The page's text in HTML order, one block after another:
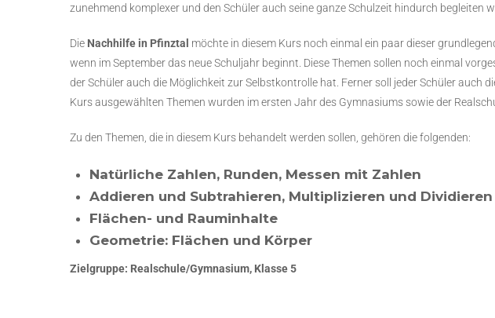
zunehmend komplexer und den Schüler auch seine ganze Schulzeit hindurch begleiten
Die Nachhilfe in Pfinztal möchte in diesem Kurs noch einmal ein paar dieser
wenn im September das neue Schuljahr beginnt. Diese Themen sollen noch einmal
der Schüler auch die Möglichkeit zur Selbstkontrolle hat. Ferner soll jeder Schüler auch
Kurs ausgewählten Themen wurden im ersten Jahr des Gymnasiums sowie der
Zu den Themen, die in diesem Kurs behandelt werden sollen, gehören die folgenden:
Natürliche Zahlen, Runden, Messen mit Zahlen
Addieren und Subtrahieren, Multiplizieren und Dividieren
Flächen- und Rauminhalte
Geometrie: Flächen und Körper
Zielgruppe: Realschule/Gymnasium, Klasse 5